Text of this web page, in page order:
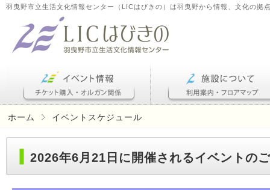
羽曳野市立生活文化情報センター（LICはびきの）は羽曳野から情報、文化の拠
ホーム イベントスケジュール
2026年6月21日に開催されるイベントの